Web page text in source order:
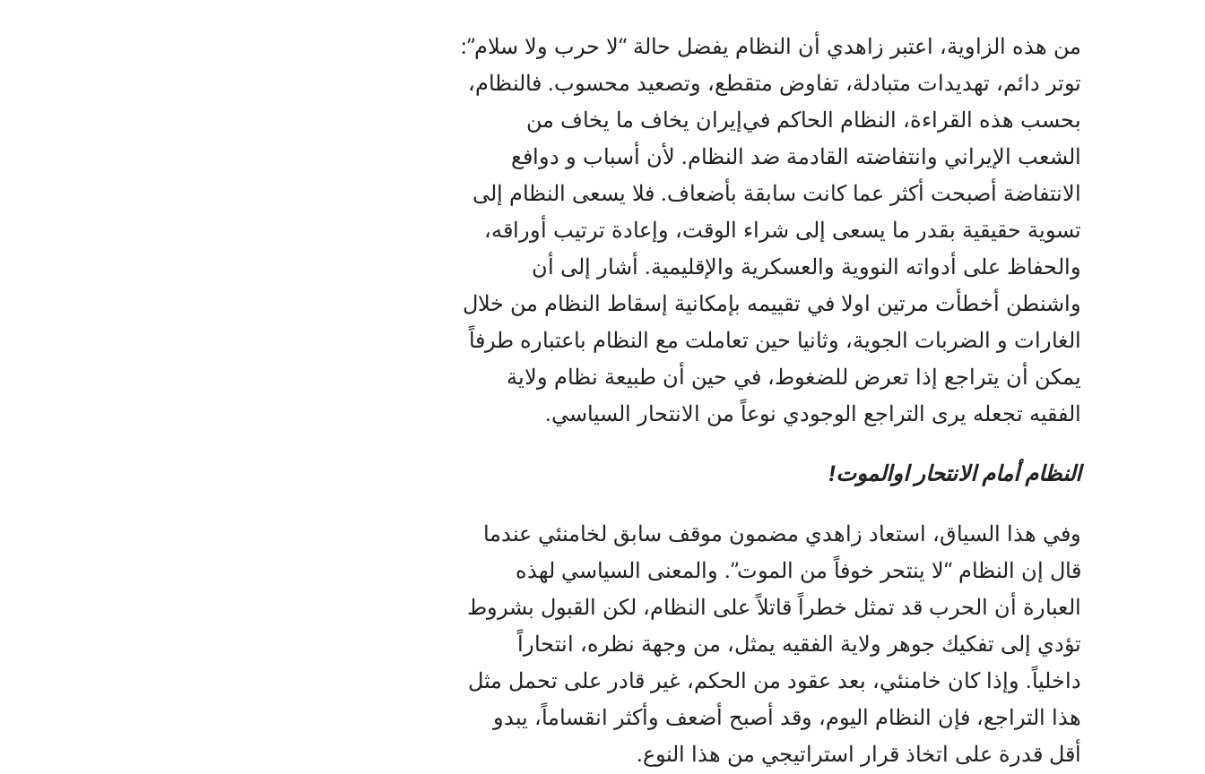
من هذه الزاوية، اعتبر زاهدي أن النظام يفضل حالة “لا حرب ولا سلام”:
توتر دائم، تهديدات متبادلة، تفاوض متقطع، وتصعيد محسوب. فالنظام،
بحسب هذه القراءة، النظام الحاکم في‌إیران یخاف ما یخاف من
الشعب الإیراني وانتفاضته القادمة ضد النظام. لأن أسباب و دوافع
الانتفاضة أصبحت أکثر عما کانت سابقة‌ بأضعاف. فلا يسعى النظام إلى
تسوية حقيقية بقدر ما يسعى إلى شراء الوقت، وإعادة ترتيب أوراقه،
والحفاظ على أدواته النووية والعسكرية والإقليمية. أشار إلى أن
واشنطن أخطأت مرتین اولا في تقییمه بإمکانیة‌ إسقاط النظام من خلال
الغارات و الضربات الجویة‌، وثانیا حين تعاملت مع النظام باعتباره طرفاً
يمكن أن يتراجع إذا تعرض للضغوط، في حين أن طبيعة نظام ولاية
الفقيه تجعله يرى التراجع الوجودي نوعاً من الانتحار السياسي.
النظام أمام الانتحار اوالموت!
وفي هذا السياق، استعاد زاهدي مضمون موقف سابق لخامنئي عندما
قال إن النظام “لا ينتحر خوفاً من الموت”. والمعنى السياسي لهذه
العبارة أن الحرب قد تمثل خطراً قاتلاً على النظام، لكن القبول بشروط
تؤدي إلى تفكيك جوهر ولاية الفقيه يمثل، من وجهة نظره، انتحاراً
داخلياً. وإذا كان خامنئي، بعد عقود من الحكم، غير قادر على تحمل مثل
هذا التراجع، فإن النظام اليوم، وقد أصبح أضعف وأكثر انقساماً، يبدو
أقل قدرة على اتخاذ قرار استراتيجي من هذا النوع.